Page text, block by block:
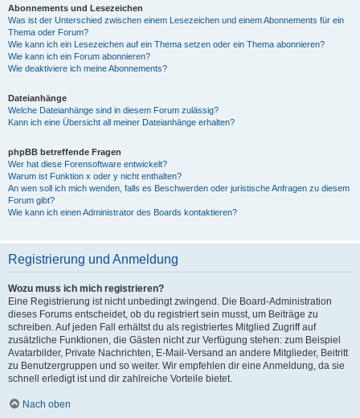
Abonnements und Lesezeichen
Was ist der Unterschied zwischen einem Lesezeichen und einem Abonnements für ein
Thema oder Forum?
Wie kann ich ein Lesezeichen auf ein Thema setzen oder ein Thema abonnieren?
Wie kann ich ein Forum abonnieren?
Wie deaktiviere ich meine Abonnements?
Dateianhänge
Welche Dateianhänge sind in diesem Forum zulässig?
Kann ich eine Übersicht all meiner Dateianhänge erhalten?
phpBB betreffende Fragen
Wer hat diese Forensoftware entwickelt?
Warum ist Funktion x oder y nicht enthalten?
An wen soll ich mich wenden, falls es Beschwerden oder juristische Anfragen zu diesem
Forum gibt?
Wie kann ich einen Administrator des Boards kontaktieren?
Registrierung und Anmeldung
Wozu muss ich mich registrieren?
Eine Registrierung ist nicht unbedingt zwingend. Die Board-Administration
dieses Forums entscheidet, ob du registriert sein musst, um Beiträge zu
schreiben. Auf jeden Fall erhältst du als registriertes Mitglied Zugriff auf
zusätzliche Funktionen, die Gästen nicht zur Verfügung stehen: zum Beispiel
Avatarbilder, Private Nachrichten, E-Mail-Versand an andere Mitglieder, Beitritt
zu Benutzergruppen und so weiter. Wir empfehlen dir eine Anmeldung, da sie
schnell erledigt ist und dir zahlreiche Vorteile bietet.
Nach oben